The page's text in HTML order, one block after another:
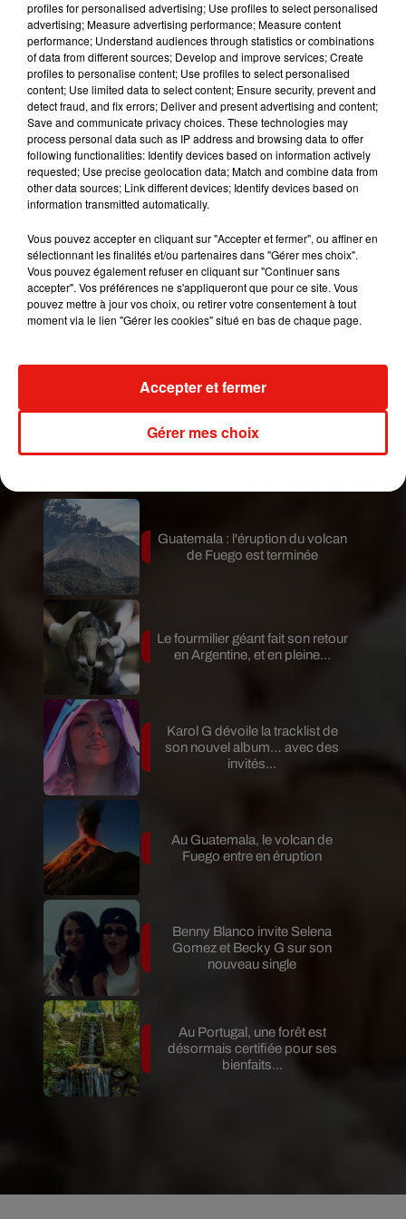
Publié : 8 avril 2020 à 14h04 par Virgil Bauchaud
mère célibataire soit refoulée de l’entrée de votre
supermarché parce qu’elle a son enfant de 5 ans
avec elle ? ». Le Défenseur des Droits l’assure, un
tel comportement« porte atteinte aux droits des
personnes ».
« - Dans ce cas, allez faire vos courses ailleurs ! »
Non babe, on vient de se taper 1h30 dans le froid,
rien de tel n’est indiqué sur vos pancartes et en
plus c’est ILLÉGAL. Allez me chercher la
— Sprit (@SpritPublic)April 3, 2020
Dites@intermarche! Vous trouvez normal
qu’une mère célibataire soit refoulée de l’entrée
de votre supermarché de#Montivilliersparce
seul pour se nourrir ? Honteux!
— Elodie Dlny (@elodlny)
Guatemala : l'éruption du volcan
de Fuego est terminée
Le fourmilier géant fait son retour
en Argentine, et en pleine...
Karol G dévoile la tracklist de
son nouvel album… avec des
invités...
Au Guatemala, le volcan de
Fuego entre en éruption
Benny Blanco invite Selena
Gomez et Becky G sur son
nouveau single
Au Portugal, une forêt est
désormais certifiée pour ses
bienfaits...
profiles for personalised advertising; Use profiles to select personalised
advertising; Measure advertising performance; Measure content
performance; Understand audiences through statistics or combinations
of data from different sources; Develop and improve services; Create
profiles to personalise content; Use profiles to select personalised
content; Use limited data to select content; Ensure security, prevent and
detect fraud, and fix errors; Deliver and present advertising and content;
Save and communicate privacy choices. These technologies may
process personal data such as IP address and browsing data to offer
following functionalities: Identify devices based on information actively
requested; Use precise geolocation data; Match and combine data from
other data sources; Link different devices; Identify devices based on
information transmitted automatically.
Vous pouvez accepter en cliquant sur "Accepter et fermer", ou affiner en
sélectionnant les finalités et/ou partenaires dans "Gérer mes choix".
Vous pouvez également refuser en cliquant sur "Continuer sans
accepter". Vos préférences ne s'appliqueront que pour ce site. Vous
pouvez mettre à jour vos choix, ou retirer votre consentement à tout
moment via le lien "Gérer les cookies" situé en bas de chaque page.
Gérer mes choix
Accepter et fermer